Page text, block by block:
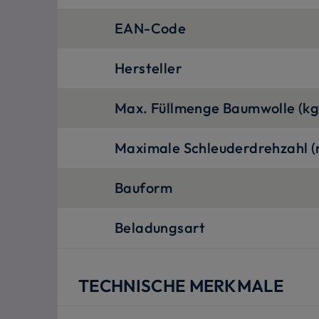
EAN-Code
Hersteller
Max. Füllmenge Baumwolle
Maximale Schleuderdrehzahl
Bauform
Beladungsart
TECHNISCHE MERKMALE